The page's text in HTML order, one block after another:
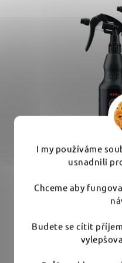
I my používáme
usnadnili
Chceme aby
Budete se cítit